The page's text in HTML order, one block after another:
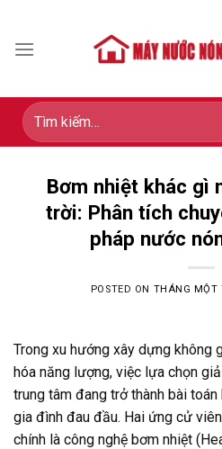
content
Tìm
kiếm:
Bơm nhiệt khác gì
trời: Phân tích
pháp nước
POSTED ON THÁNG MỘT
Trong xu hướng xây dựng không
hóa năng lượng, việc lựa chọn
trung tâm đang trở thành bài
gia đình đau đầu. Hai ứng cử
chính là công nghệ bơm nhiệt